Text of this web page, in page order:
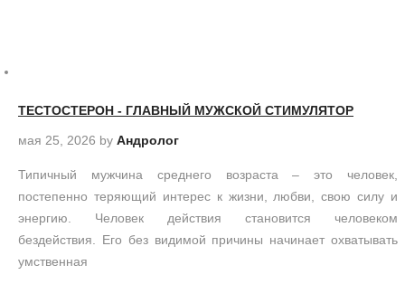
ТЕСТОСТЕРОН - ГЛАВНЫЙ МУЖСКОЙ СТИМУЛЯТОР
мая 25, 2026 by Андролог
Типичный мужчина среднего возраста – это человек,
постепенно теряющий интерес к жизни, любви, свою силу и
энергию. Человек действия становится человеком
бездействия. Его без видимой причины начинает охватывать
умственная